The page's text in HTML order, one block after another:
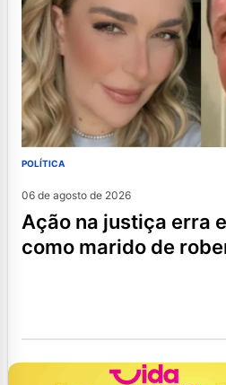
POLÍTICA
06 de agosto de 2026
ação na justiça erra e cita lulinha
como marido de